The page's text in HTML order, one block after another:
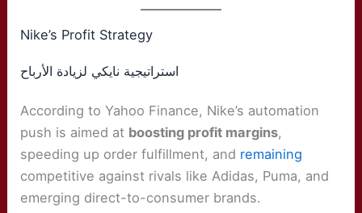
Nike’s Profit Strategy
استراتيجية نايكي لزيادة الأرباح
According to Yahoo Finance, Nike’s automation
push is aimed at boosting profit margins,
speeding up order fulfillment, and remaining
competitive against rivals like Adidas, Puma, and
emerging direct-to-consumer brands.